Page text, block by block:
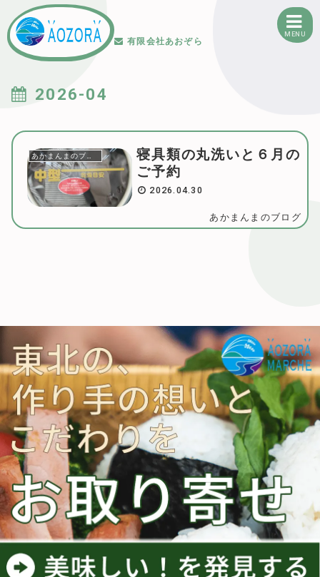
有限会社あおぞら
2026-04
あかまんまのブログ
寝具類の丸洗いと６月の
ご予約
2026.04.30
あかまんまのブログ
MENU